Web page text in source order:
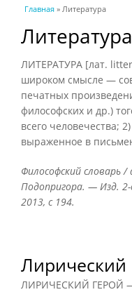
Вы здесь
Главная » Литература
Литература
ЛИТЕРАТУРА [лат.
широком смысле —
печатных
философских и др.)
всего человечества;
выраженное в
Философский словарь
Подопригора. — Изд.
2013, с 194.
Лирический
ЛИРИЧЕСКИЙ ГЕРОЙ —